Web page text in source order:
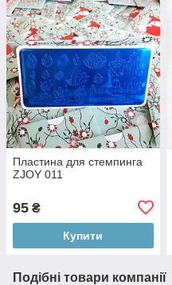
Пластина для стемпинга
ZJOY 011
95 ₴
Купити
Подібні товари компанії